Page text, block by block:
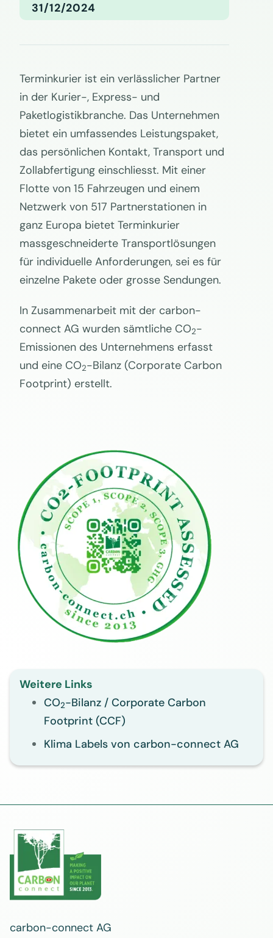
31/12/2024
Terminkurier ist ein verlässlicher Partner
in der Kurier-, Express- und
Paketlogistikbranche. Das Unternehmen
bietet ein umfassendes Leistungspaket,
das persönlichen Kontakt, Transport und
Zollabfertigung einschliesst. Mit einer
Flotte von 15 Fahrzeugen und einem
Netzwerk von 517 Partnerstationen in
ganz Europa bietet Terminkurier
massgeschneiderte Transportlösungen
für individuelle Anforderungen, sei es für
einzelne Pakete oder grosse Sendungen.
In Zusammenarbeit mit der carbon-
connect AG wurden sämtliche CO2-
Emissionen des Unternehmens erfasst
und eine CO2-Bilanz (Corporate Carbon
Footprint) erstellt.
Weitere Links
CO2-Bilanz / Corporate Carbon
Footprint (CCF)
Klima Labels von carbon-connect AG
carbon-connect AG